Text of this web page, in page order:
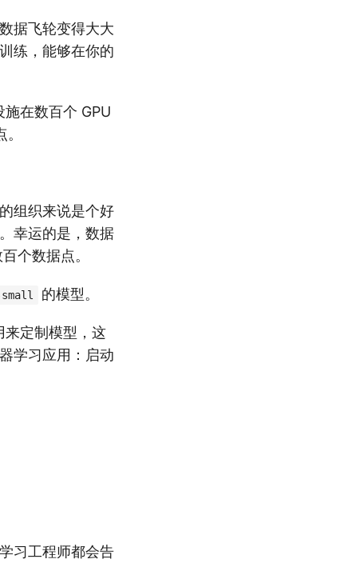
据飞轮变得大大
练，能够在你的
在数百个 GPU
组织来说是个好
幸运的是，数据
个数据点。
的模型。
来定制模型，这
学习应用：启动
习工程师都会告